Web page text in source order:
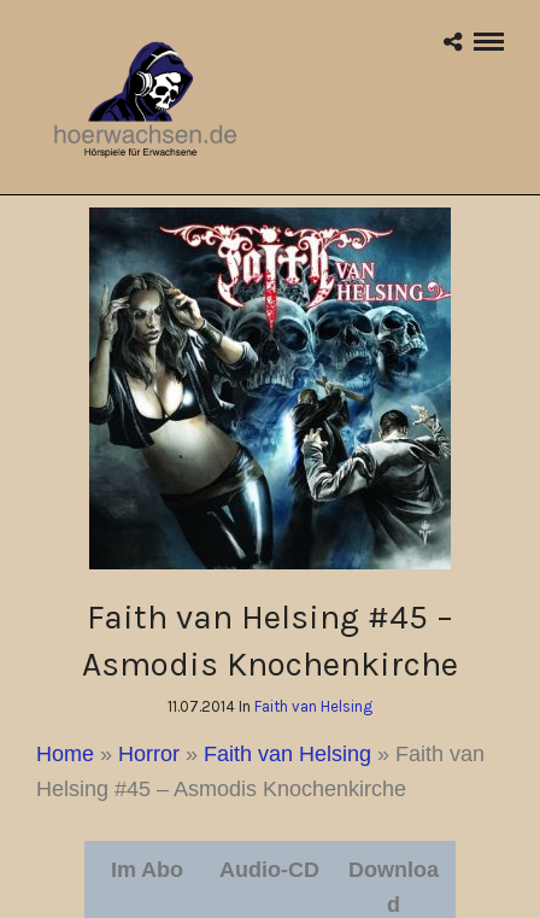
Faith van Helsing #45 –
Asmodis Knochenkirche
11.07.2014 In Faith van Helsing
Home » Horror » Faith van Helsing » Faith van
Helsing #45 – Asmodis Knochenkirche
Im Abo Audio-CD
Downloa
d